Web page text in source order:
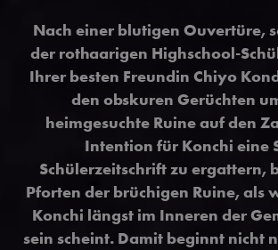
Nach einer blutigen Ouvertüre,
der rothaarigen Highschool-
Ihrer besten Freundin Chiyo
den obskuren Gerüchten
heimgesuchte Ruine auf den
Intention für Konchi eine
Schülerzeitschrift zu ergattern,
Pforten der brüchigen Ruine, als
Konchi längst im Inneren der
sein scheint. Damit beginnt nicht